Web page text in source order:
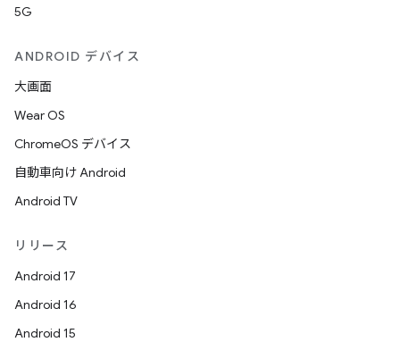
5G
ANDROID デバイス
大画面
Wear OS
ChromeOS デバイス
自動車向け Android
Android TV
リリース
Android 17
Android 16
Android 15